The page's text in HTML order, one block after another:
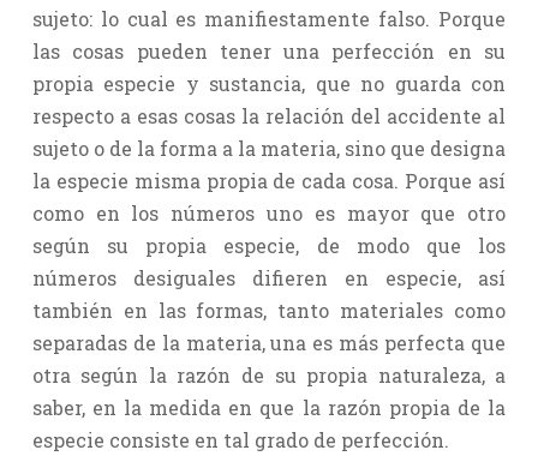
sujeto: lo cual es manifiestamente falso. Porque
las cosas pueden tener una perfección en su
propia especie y sustancia, que no guarda con
respecto a esas cosas la relación del accidente al
sujeto o de la forma a la materia, sino que designa
la especie misma propia de cada cosa. Porque así
como en los números uno es mayor que otro
según su propia especie, de modo que los
números desiguales difieren en especie, así
también en las formas, tanto materiales como
separadas de la materia, una es más perfecta que
otra según la razón de su propia naturaleza, a
saber, en la medida en que la razón propia de la
especie consiste en tal grado de perfección.